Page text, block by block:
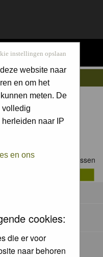
instellingen opslaan
website naar
en om het
meten. De
volledig
naar IP
en ons
cookies:
die er voor
naar behoren
Contact Jurgen Maassen